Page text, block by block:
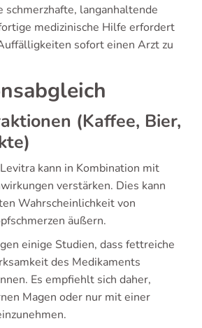
schmerzhafte, langanhaltende
medizinische Hilfe erfordert
sofort einen Arzt zu
(Kaffee, Bier,
kann in Kombination mit
verstärken. Dies kann
Wahrscheinlichkeit von
äußern.
einige Studien, dass fettreiche
des Medikaments
Es empfiehlt sich daher,
Magen oder nur mit einer